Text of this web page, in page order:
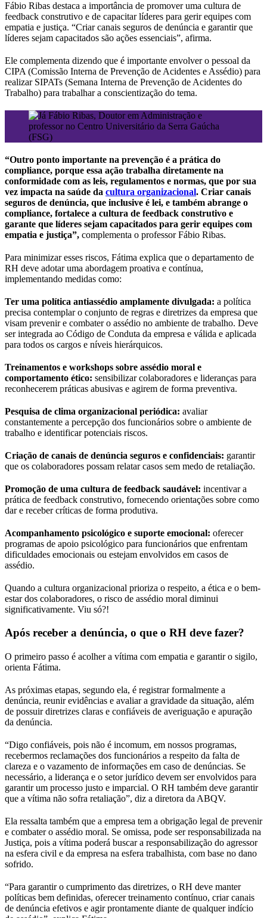
Fábio Ribas destaca a importância de promover uma cultura de
feedback construtivo e de capacitar líderes para gerir equipes com
empatia e justiça. “Criar canais seguros de denúncia e garantir que
líderes sejam capacitados são ações essenciais”, afirma.
Ele complementa dizendo que é importante envolver o pessoal da
CIPA (Comissão Interna de Prevenção de Acidentes e Assédio) para
realizar SIPATs (Semana Interna de Prevenção de Acidentes do
Trabalho) para trabalhar a conscientização do tema.
“Outro ponto importante na prevenção é a prática do
compliance, porque essa ação trabalha diretamente na
conformidade com as leis, regulamentos e normas, que por sua
vez impacta na saúde da cultura organizacional. Criar canais
seguros de denúncia, que inclusive é lei, e também abrange o
compliance, fortalece a cultura de feedback construtivo e
garante que líderes sejam capacitados para gerir equipes com
empatia e justiça”, complementa o professor Fábio Ribas.
Para minimizar esses riscos, Fátima explica que o departamento de
RH deve adotar uma abordagem proativa e contínua,
implementando medidas como:
Ter uma política antiassédio amplamente divulgada: a política
precisa contemplar o conjunto de regras e diretrizes da empresa que
visam prevenir e combater o assédio no ambiente de trabalho. Deve
ser integrada ao Código de Conduta da empresa e válida e aplicada
para todos os cargos e níveis hierárquicos.
Treinamentos e workshops sobre assédio moral e
comportamento ético: sensibilizar colaboradores e lideranças para
reconhecerem práticas abusivas e agirem de forma preventiva.
Pesquisa de clima organizacional periódica: avaliar
constantemente a percepção dos funcionários sobre o ambiente de
trabalho e identificar potenciais riscos.
Criação de canais de denúncia seguros e confidenciais: garantir
que os colaboradores possam relatar casos sem medo de retaliação.
Promoção de uma cultura de feedback saudável: incentivar a
prática de feedback construtivo, fornecendo orientações sobre como
dar e receber críticas de forma produtiva.
Acompanhamento psicológico e suporte emocional: oferecer
programas de apoio psicológico para funcionários que enfrentam
dificuldades emocionais ou estejam envolvidos em casos de
assédio.
Quando a cultura organizacional prioriza o respeito, a ética e o bem-
estar dos colaboradores, o risco de assédio moral diminui
significativamente. Viu só?!
Após receber a denúncia, o que o RH deve fazer?
O primeiro passo é acolher a vítima com empatia e garantir o sigilo,
orienta Fátima.
As próximas etapas, segundo ela, é registrar formalmente a
denúncia, reunir evidências e avaliar a gravidade da situação, além
de possuir diretrizes claras e confiáveis de averiguação e apuração
da denúncia.
“Digo confiáveis, pois não é incomum, em nossos programas,
recebermos reclamações dos funcionários a respeito da falta de
clareza e o vazamento de informações em caso de denúncias. Se
necessário, a liderança e o setor jurídico devem ser envolvidos para
garantir um processo justo e imparcial. O RH também deve garantir
que a vítima não sofra retaliação”, diz a diretora da ABQV.
Ela ressalta também que a empresa tem a obrigação legal de prevenir
e combater o assédio moral. Se omissa, pode ser responsabilizada na
Justiça, pois a vítima poderá buscar a responsabilização do agressor
na esfera civil e da empresa na esfera trabalhista, com base no dano
sofrido.
“Para garantir o cumprimento das diretrizes, o RH deve manter
políticas bem definidas, oferecer treinamento contínuo, criar canais
de denúncia efetivos e agir prontamente diante de qualquer indício